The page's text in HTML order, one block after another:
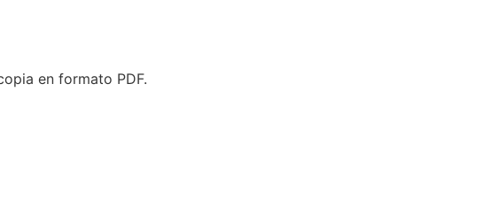
en formato PDF.